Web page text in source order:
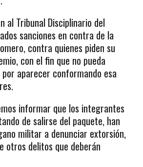
al Tribunal Disciplinario del
sanciones en contra de la
contra quienes piden su
con el fin que no pueda
aparecer conformando esa
informar que los integrantes
de salirse del paquete, han
militar a denunciar extorsión,
otros delitos que deberán